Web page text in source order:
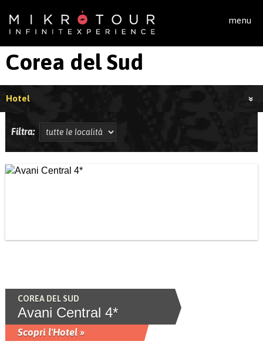
menu
Corea del Sud
Hotel
Filtra:
COREA DEL SUD
Avani Central 4*
Scopri l'Hotel »